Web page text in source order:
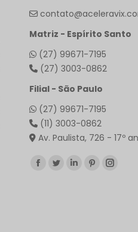
Matriz - Espírito Santo
(27) 99671-7195
(27) 3003-0862
Filial - São Paulo
(27) 99671-7195
(11) 3003-0862
Av. Paulista, 726 - 17º
Encontre-nos em:
Facebook
TwitterLinkedinPinterest